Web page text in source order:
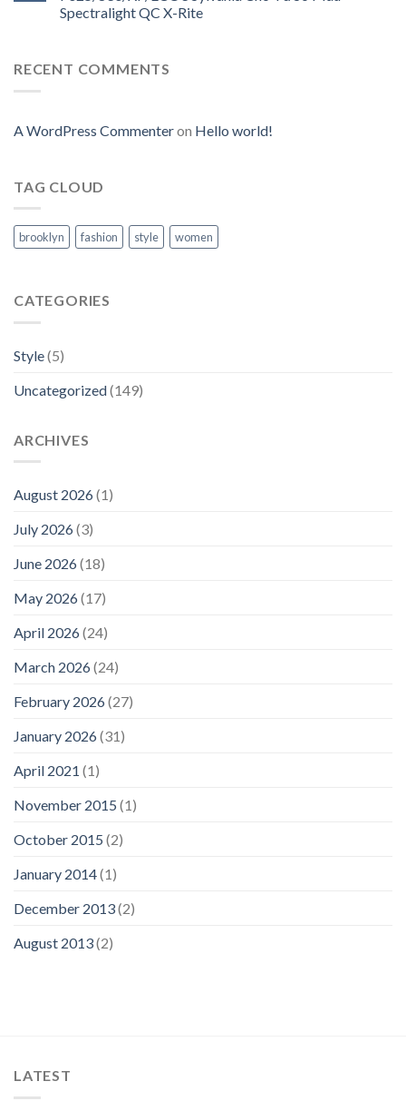
Spectralight QC X-Rite
RECENT COMMENTS
A WordPress Commenteron Hello world!
TAG CLOUD
brooklyn fashion style women
CATEGORIES
Style(5)
Uncategorized(149)
ARCHIVES
August 2026(1)
July 2026(3)
June 2026(18)
May 2026(17)
April 2026(24)
March 2026(24)
February 2026(27)
January 2026(31)
April 2021 (1)
November 2015 (1)
October 2015 (2)
January 2014(1)
December 2013(2)
August 2013(2)
LATEST